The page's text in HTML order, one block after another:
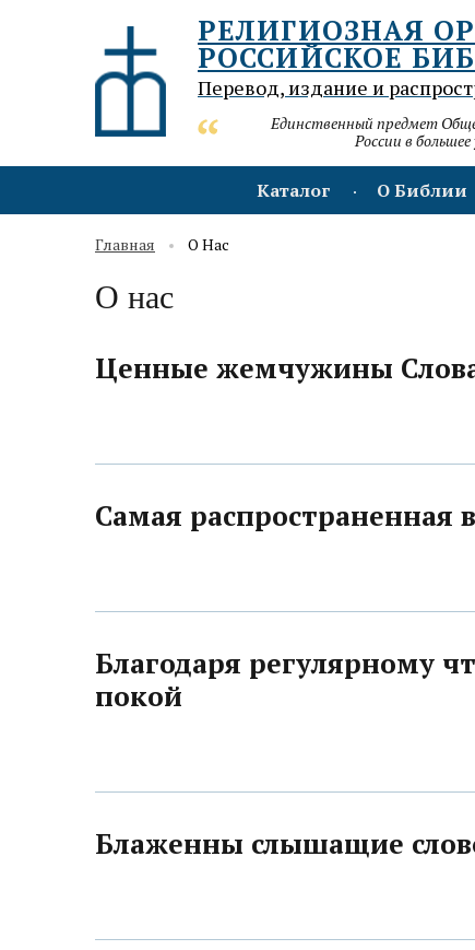
РЕЛИГИОЗНАЯ
РОССИЙСКОЕ
Перевод, издание и
Единственный предмет
России в
Каталог О Библии
Главная О Нас
О нас
Ценные жемчужины
Самая распространенная
Благодаря регулярному
покой
Блаженны слышащие